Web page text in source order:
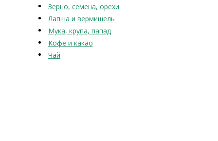
Зерно, семена, орехи
Лапша и вермишель
Мука, крупа, папад
Кофе и какао
Чай